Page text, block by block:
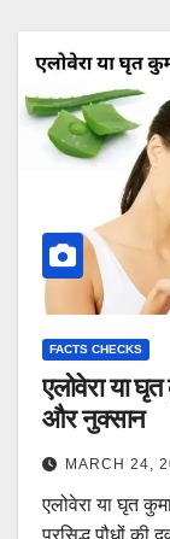
FACTS CHECKS
एलोवेरा या
और नुक्सान
MARCH 24,
एलोवेरा या घृत
प्रसिद्ध पौधों